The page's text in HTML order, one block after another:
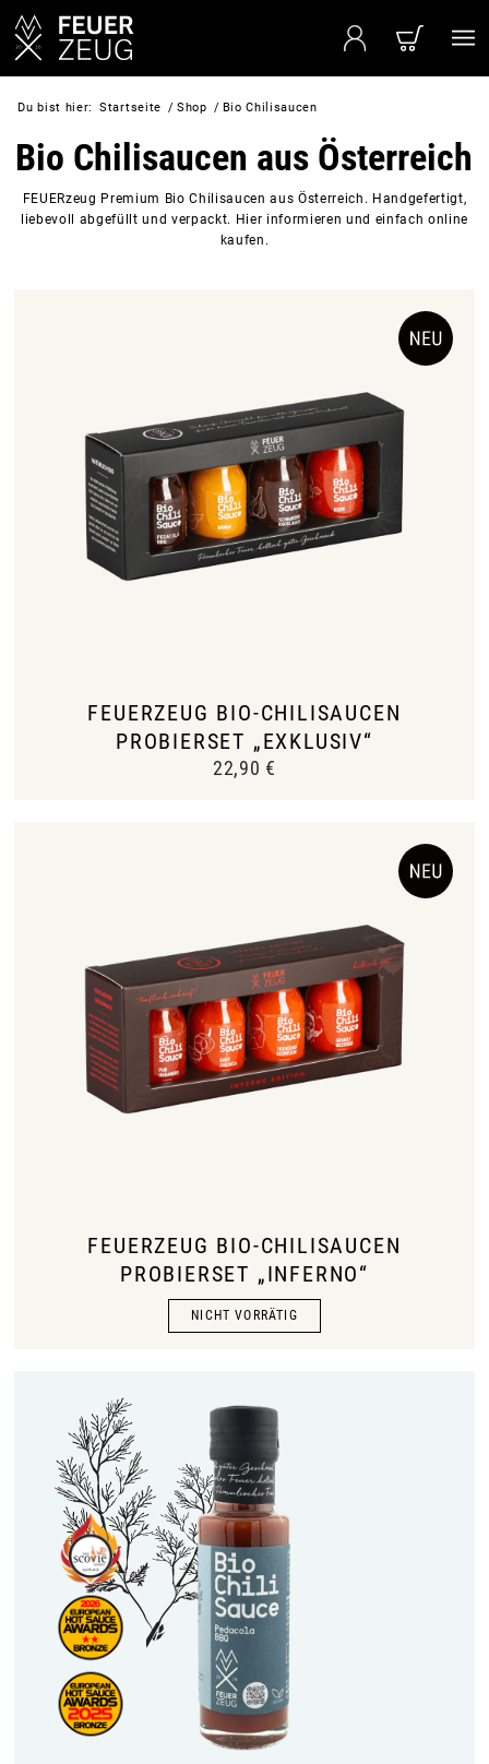
Du bist hier: Startseite / Shop / Bio Chilisaucen
Bio Chilisaucen aus Österreich
FEUERzeug Premium Bio Chilisaucen aus Österreich. Handgefertigt,
liebevoll abgefüllt und verpackt. Hier informieren und einfach online
kaufen.
FEUERZEUG BIO-CHILISAUCEN
PROBIERSET „EXKLUSIV“
22,90 €
FEUERZEUG BIO-CHILISAUCEN
PROBIERSET „INFERNO“